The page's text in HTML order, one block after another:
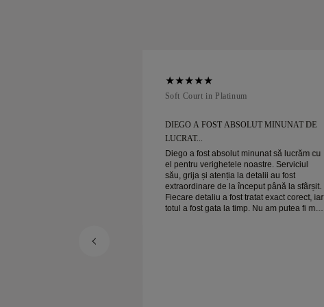
Soft Court in Platinum
DIEGO A FOST ABSOLUT MINUNAT DE
LUCRAT...
Diego a fost absolut minunat să lucrăm cu
el pentru verighetele noastre. Serviciul
său, grija și atenția la detalii au fost
extraordinare de la început până la sfârșit.
Fiecare detaliu a fost tratat exact corect, iar
totul a fost gata la timp. Nu am putea fi mai